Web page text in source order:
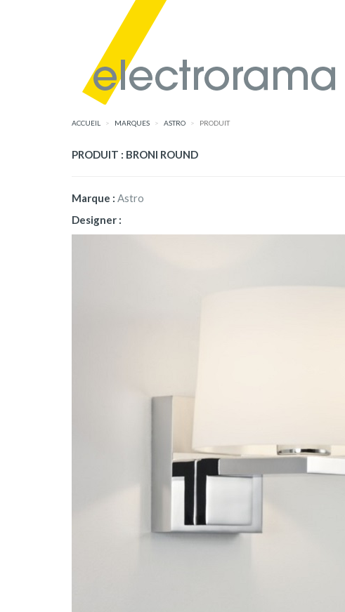
ACCUEIL MARQUES ASTRO PRODUIT
PRODUIT : BRONI ROUND
Marque : Astro
Designer :